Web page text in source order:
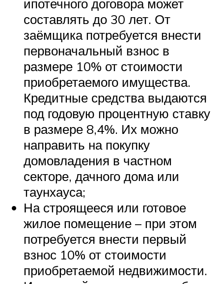
ипотечного договора может
составлять до 30 лет. От
заёмщика потребуется внести
первоначальный взнос в
размере 10% от стоимости
приобретаемого имущества.
Кредитные средства выдаются
под годовую процентную ставку
в размере 8,4%. Их можно
направить на покупку
домовладения в частном
секторе, дачного дома или
таунхауса;
На строящееся или готовое
жилое помещение – при этом
потребуется внести первый
взнос 10% от стоимости
приобретаемой недвижимости.